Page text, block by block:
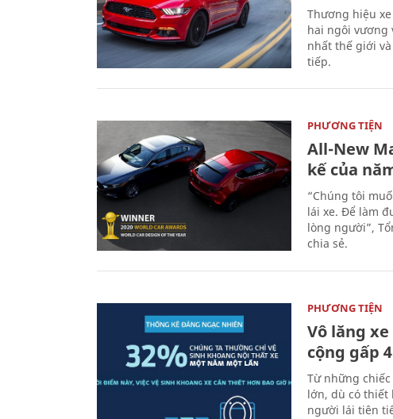
Thương hiệu
hai ngôi vương
nhất thế giới
tiếp.
PHƯƠNG TIỆN
All-New
kế của
“Chúng tôi
lái xe. Để làm
lòng người”,
chia sẻ.
PHƯƠNG TIỆN
Vô lăng
cộng gấp
Từ những
lớn, dù có thiết
người lái tiên